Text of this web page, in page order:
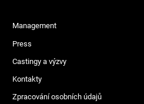
Management
Press
Castingy a výzvy
Kontakty
Zpracování osobních údajů